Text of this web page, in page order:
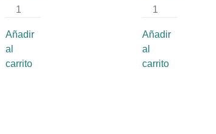
Añadir
al
carrito
Añadir
al
carrito